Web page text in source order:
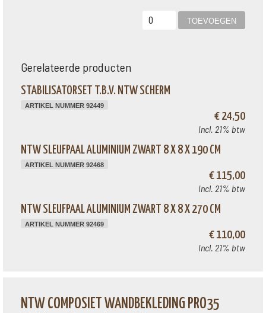
Gerelateerde producten
STABILISATORSET T.B.V. NTW SCHERM
ARTIKEL NUMMER 92449
€ 24,50
Incl. 21% btw
NTW SLEUFPAAL ALUMINIUM ZWART 8 X 8 X 190 CM
ARTIKEL NUMMER 92468
€ 115,00
Incl. 21% btw
NTW SLEUFPAAL ALUMINIUM ZWART 8 X 8 X 270 CM
ARTIKEL NUMMER 92469
€ 110,00
Incl. 21% btw
NTW COMPOSIET WANDBEKLEDING PRO35